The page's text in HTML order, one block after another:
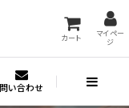
カート
マイペー
ジ
問い合わせ